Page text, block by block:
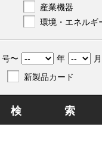
産業機器
環境・エネルギ
号〜 年
新製品カード
検